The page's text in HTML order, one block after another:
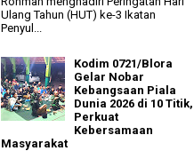
Ulang Tahun (HUT) ke-3 Ikatan
Penyul...
Kodim 0721/Blora
Gelar Nobar
Kebangsaan Piala
Dunia 2026 di 10 Titik,
Perkuat
Kebersamaan
Masyarakat